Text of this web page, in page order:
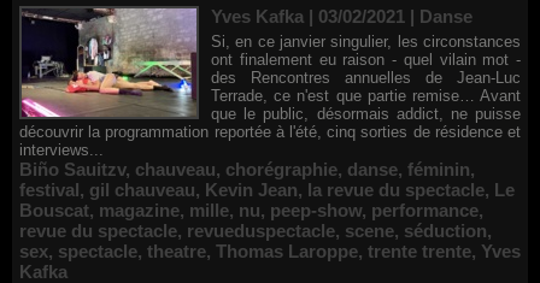
Yves Kafka | 03/02/2021 | Danse
Si, en ce janvier singulier, les circonstances
ont finalement eu raison - quel vilain mot -
des Rencontres annuelles de Jean-Luc
Terrade, ce n'est que partie remise… Avant
que le public, désormais addict, ne puisse
découvrir la programmation reportée à l'été, cinq sorties de résidence et
interviews...
Biño Sauitzv, chauveau, chorégraphie, danse, féminin,
festival, gil chauveau, Kevin Jean, la revue du spectacle, Le
Bouscat, magazine, mille, nu, peep-show, performance,
revue du spectacle, revueduspectacle, scene, séduction,
sex, spectacle, theatre, Thomas Laroppe, trente trente, Yves
Kafka